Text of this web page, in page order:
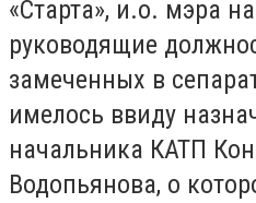
«Старта», и.о. мэра
руководящие
замеченных в
имелось ввиду
начальника КАТП
Водопьянова, о